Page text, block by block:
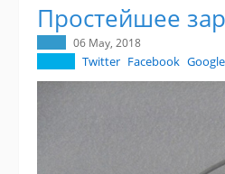
Простейшее
06 May, 2018
Twitter Facebook